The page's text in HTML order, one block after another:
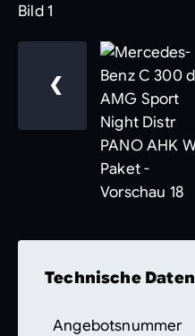
❮
Technische Daten
Angebotsnummer